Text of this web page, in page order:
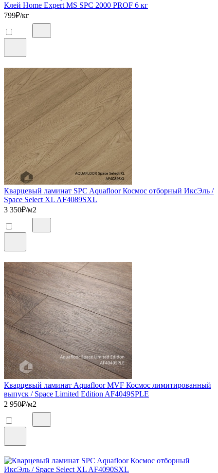
Клей Home Expert MS SPC 2000 PROF 6 кг
799₽/кг
Кварцевый ламинат SPC Aquafloor Космос отборный ИксЭль /
Space Select XL AF4089SXL
3 350₽/м2
Кварцевый ламинат Aquafloor MVF Космос лимитированный
выпуск / Space Limited Edition AF4049SPLE
2 950₽/м2